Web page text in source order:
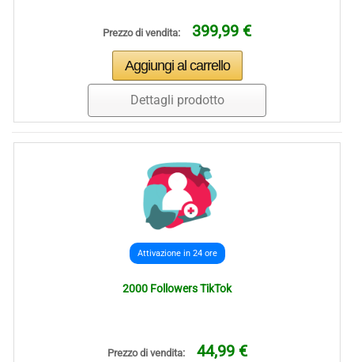
Prezzo di vendita: 399,99 €
Dettagli prodotto
Attivazione in 24 ore
2000 Followers TikTok
Prezzo di vendita: 44,99 €